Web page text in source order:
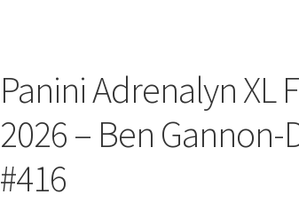
Panini Adrenalyn XL
2026 – Ben
#416